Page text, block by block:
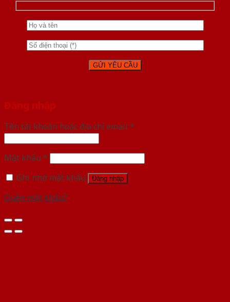
Đăng nhập
Tên tài khoản hoặc địa chỉ email *
Mật khẩu *
Ghi nhớ mật khẩu
Đăng nhập
Quên mật khẩu?